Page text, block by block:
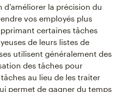
la précision du
vos employés plus
certaines tâches
de leurs listes de
utilisent généralement des
des tâches pour
au lieu de les traiter
permet de gagner du temps